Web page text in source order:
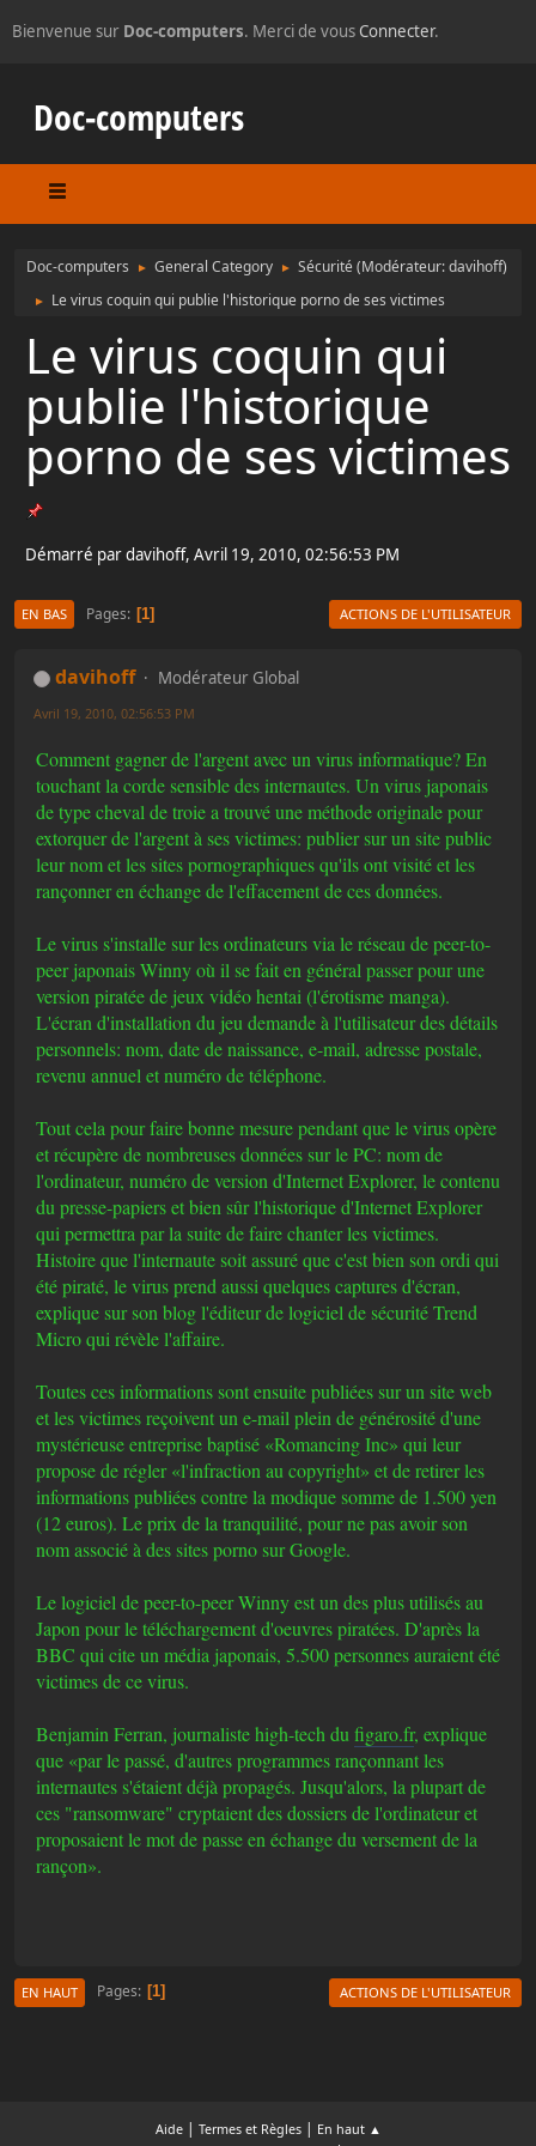
Bienvenue sur Doc-computers. Merci de vousConnecter.
Doc-computers
Doc-computers ► General Category ► Sécurité (Modérateur:davihoff)
► Le virus coquin qui publie l'historique porno de ses victimes
Le virus coquin qui
publie l'historique
porno de ses victimes
Démarré par davihoff, Avril 19, 2010, 02:56:53 PM
EN BAS Pages 1 ACTIONS DE L'UTILISATEUR
davihoff Modérateur Global
Avril 19, 2010, 02:56:53 PM
Comment gagner de l'argent avec un virus informatique? En
touchant la corde sensible des internautes. Un virus japonais
de type cheval de troie a trouvé une méthode originale pour
extorquer de l'argent à ses victimes: publier sur un site public
leur nom et les sites pornographiques qu'ils ont visité et les
rançonner en échange de l'effacement de ces données.
Le virus s'installe sur les ordinateurs via le réseau de peer-to-
peer japonais Winny où il se fait en général passer pour une
version piratée de jeux vidéo hentai (l'érotisme manga).
L'écran d'installation du jeu demande à l'utilisateur des détails
personnels: nom, date de naissance, e-mail, adresse postale,
revenu annuel et numéro de téléphone.
Tout cela pour faire bonne mesure pendant que le virus opère
et récupère de nombreuses données sur le PC: nom de
l'ordinateur, numéro de version d'Internet Explorer, le contenu
du presse-papiers et bien sûr l'historique d'Internet Explorer
qui permettra par la suite de faire chanter les victimes.
Histoire que l'internaute soit assuré que c'est bien son ordi qui
été piraté, le virus prend aussi quelques captures d'écran,
explique sur son blog l'éditeur de logiciel de sécurité Trend
Micro qui révèle l'affaire.
Toutes ces informations sont ensuite publiées sur un site web
et les victimes reçoivent un e-mail plein de générosité d'une
mystérieuse entreprise baptisé «Romancing Inc» qui leur
propose de régler «l'infraction au copyright» et de retirer les
informations publiées contre la modique somme de 1.500 yen
(12 euros). Le prix de la tranquilité, pour ne pas avoir son
nom associé à des sites porno sur Google.
Le logiciel de peer-to-peer Winny est un des plus utilisés au
Japon pour le téléchargement d'oeuvres piratées. D'après la
BBC qui cite un média japonais, 5.500 personnes auraient été
victimes de ce virus.
Benjamin Ferran, journaliste high-tech dufigaro.fr, explique
que «par le passé, d'autres programmes rançonnant les
internautes s'étaient déjà propagés. Jusqu'alors, la plupart de
ces "ransomware" cryptaient des dossiers de l'ordinateur et
proposaient le mot de passe en échange du versement de la
rançon».
EN HAUT Pages 1 ACTIONS DE L'UTILISATEUR
Aide| Termes et Règles| En haut ▲